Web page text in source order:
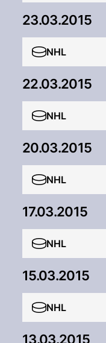
23.03.2015
NHL
22.03.2015
NHL
20.03.2015
NHL
17.03.2015
NHL
15.03.2015
NHL
13.03.2015